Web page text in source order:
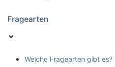
Fragearten
Welche Fragearten gibt es?